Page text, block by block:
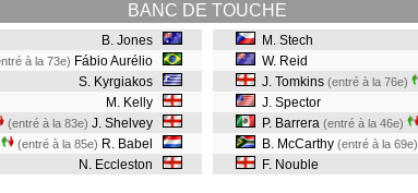
BANC DE TOUCHE
B. Jones
à la 73e) Fábio Aurélio
S. Kyrgiakos
M. Kelly
(entré à la 83e) J. Shelvey
(entré à la 85e) R. Babel
N. Eccleston
M. Stech
W. Reid
J. Tomkins (entré à la 76e)
J. Spector
P. Barrera (entré à la 46e)
B. McCarthy (entré à la 69e)
F. Nouble